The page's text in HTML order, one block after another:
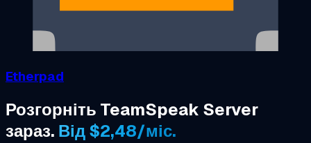
Etherpad
Розгорніть TeamSpeak Server
зараз. Від $2,48/міс.